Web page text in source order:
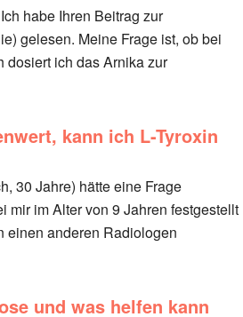
habe Ihren Beitrag zur
gelesen. Meine Frage ist, ob bei
dosiert ich das Arnika zur
kann ich L-Tyroxin
30 Jahre) hätte eine Frage
im Alter von 9 Jahren festgestellt
einen anderen Radiologen
und was helfen kann